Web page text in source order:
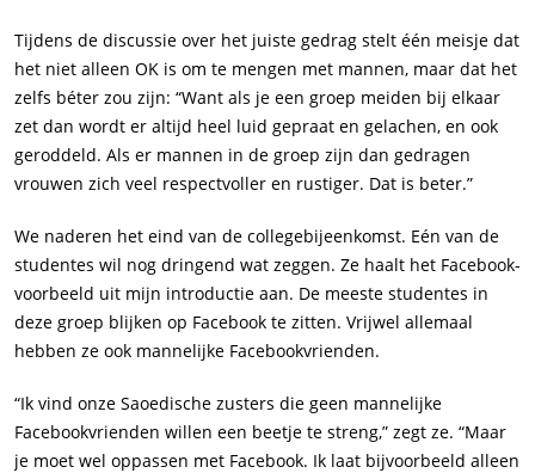
Tijdens de discussie over het juiste gedrag stelt één meisje dat
het niet alleen OK is om te mengen met mannen, maar dat het
zelfs béter zou zijn: “Want als je een groep meiden bij elkaar
zet dan wordt er altijd heel luid gepraat en gelachen, en ook
geroddeld. Als er mannen in de groep zijn dan gedragen
vrouwen zich veel respectvoller en rustiger. Dat is beter.”
We naderen het eind van de collegebijeenkomst. Eén van de
studentes wil nog dringend wat zeggen. Ze haalt het Facebook-
voorbeeld uit mijn introductie aan. De meeste studentes in
deze groep blijken op Facebook te zitten. Vrijwel allemaal
hebben ze ook mannelijke Facebookvrienden.
“Ik vind onze Saoedische zusters die geen mannelijke
Facebookvrienden willen een beetje te streng,” zegt ze. “Maar
je moet wel oppassen met Facebook. Ik laat bijvoorbeeld alleen